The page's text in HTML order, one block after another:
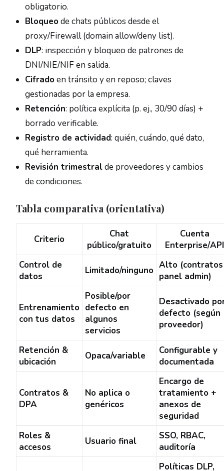
obligatorio.
Bloqueode chats públicos desde el
proxy/Firewall (domain allow/deny list).
DLP: inspección y bloqueo de patrones de
DNI/NIE/NIF en salida.
Cifradoen tránsito y en reposo; claves
gestionadas por la empresa.
Retención: política explícita (p. ej., 30/90 días) +
borrado verificable.
Registro de actividad: quién, cuándo, qué dato,
qué herramienta.
Revisión trimestralde proveedores y cambios
de condiciones.
Tabla comparativa (orientativa)
Criterio
Chat
público/gratuito
Cuenta
Enterprise/API
Control de
datos
Limitado/ninguno Alto
panel admin)
Entrenamiento
con tus datos
Posible/por
defecto en
algunos
servicios
Desactivado
defecto (según
proveedor)
Retención &
ubicación
Opaca/variable
Configurable y
documentada
Contratos &
DPA
No aplica o
genéricos
Encargo de
tratamiento +
anexos de
seguridad
Roles &
accesos
Usuario final
SSO, RBAC,
auditoría
Políticas DLP,